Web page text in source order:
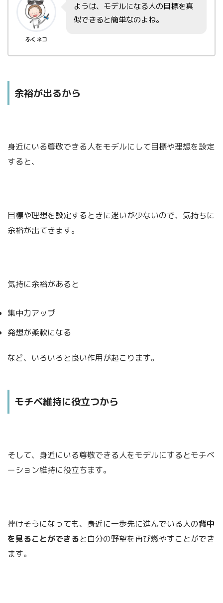
ふくネコ
ようは、モデルになる人の目標を真
似できると簡単なのよね。
余裕が出るから
身近にいる尊敬できる人をモデルにして目標や理想を設定
すると、
目標や理想を設定するときに迷いが少ないので、気持ちに
余裕が出てきます。
気持に余裕があると
集中力アップ
発想が柔軟になる
など、いろいろと良い作用が起こります。
モチベ維持に役立つから
そして、身近にいる尊敬できる人をモデルにするとモチベ
ーション維持に役立ちます。
挫けそうになっても、身近に一歩先に進んでいる人の背中
を見ることができると自分の野望を再び燃やすことができ
ます。